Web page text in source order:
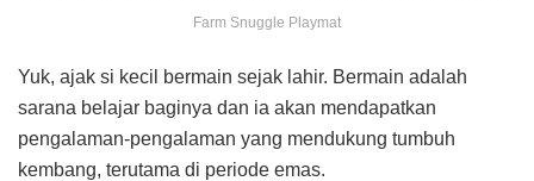
Farm Snuggle Playmat
Yuk, ajak si kecil bermain sejak lahir. Bermain adalah
sarana belajar baginya dan ia akan mendapatkan
pengalaman-pengalaman yang mendukung tumbuh
kembang, terutama di periode emas.